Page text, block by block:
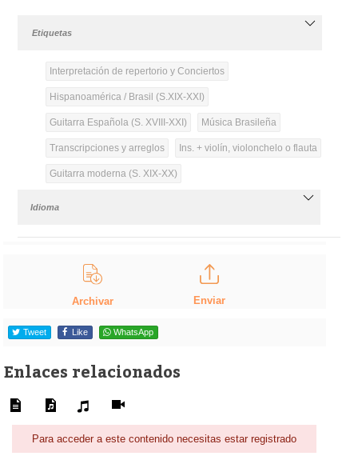
Etiquetas
Interpretación de repertorio y Conciertos
Hispanoamérica / Brasil (S.XIX-XXI)
Guitarra Española (S. XVIII-XXI) Música Brasileña
Transcripciones y arreglos Ins. + violín, violonchelo o flauta
Guitarra moderna (S. XIX-XX)
Idioma
Archivar Enviar
Tweet Like WhatsApp
Enlaces relacionados
Para acceder a este contenido necesitas estar registrado